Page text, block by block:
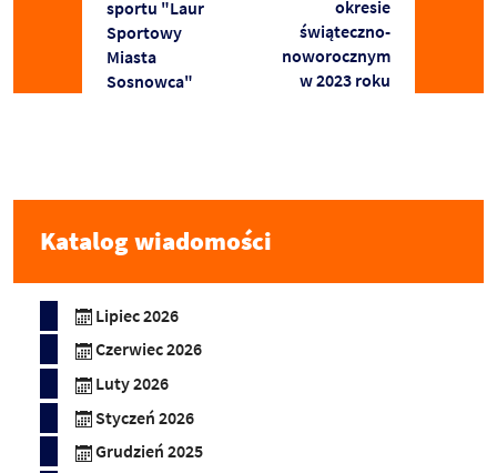
sportu "Laur
Sportowy
Miasta
Sosnowca"
okresie
świąteczno-
noworocznym
w 2023 roku
Katalog wiadomości
Lipiec 2026
Czerwiec 2026
Luty 2026
Styczeń 2026
Grudzień 2025